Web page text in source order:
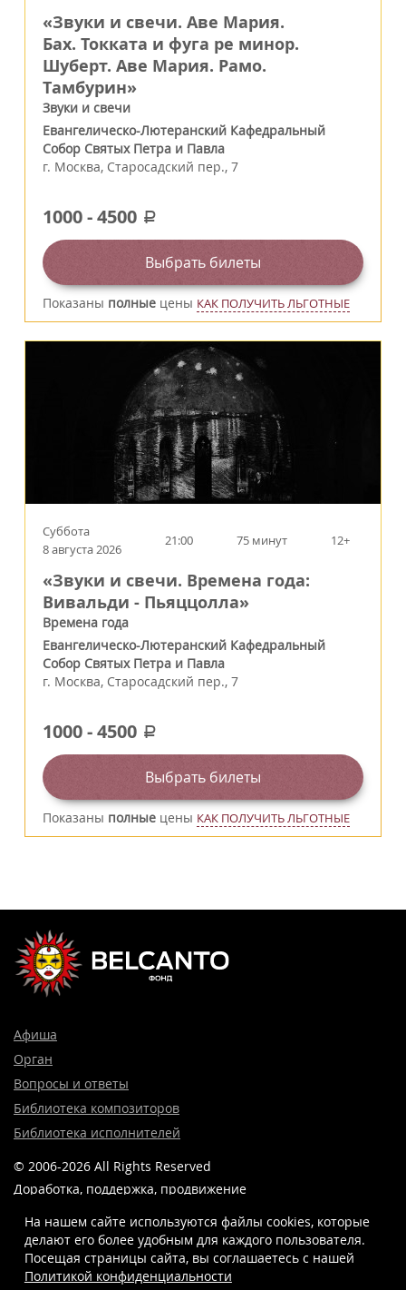
«Звуки и свечи. Аве Мария.
Бах. Токката и фуга ре минор.
Шуберт. Аве Мария. Рамо.
Тамбурин»
Звуки и свечи
Евангелическо-Лютеранский Кафедральный
Собор Святых Петра и Павла
г. Москва, Старосадский пер., 7
1000-4500 a
Выбрать билеты
Показаны полные цены КАК ПОЛУЧИТЬ ЛЬГОТНЫЕ
Суббота
8 августа 2026
21:00 75 минут 12+
«Звуки и свечи. Времена года:
Вивальди - Пьяццолла»
Времена года
Евангелическо-Лютеранский Кафедральный
Собор Святых Петра и Павла
г. Москва, Старосадский пер., 7
1000-4500 a
Выбрать билеты
Показаны полные цены КАК ПОЛУЧИТЬ ЛЬГОТНЫЕ
Афиша
Орган
Вопросы и ответы
Библиотека композиторов
Библиотека исполнителей
© 2006-2026 All Rights Reserved
Доработка, поддержка, продвижение
8 (499) 923-22-78
На нашем сайте используются файлы cookies, которые
делают его более удобным для каждого пользователя.
Посещая страницы сайта, вы соглашаетесь c нашей
Политикой конфиденциальности